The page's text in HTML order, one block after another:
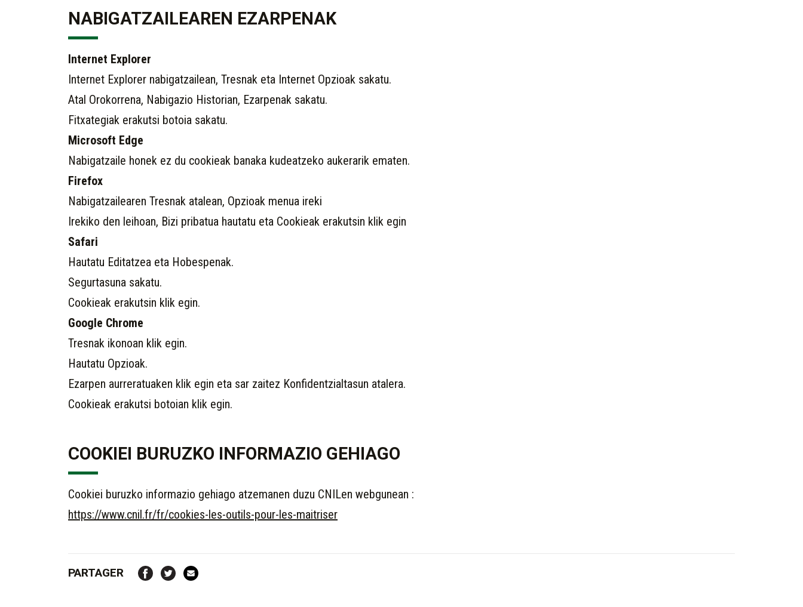
NABIGATZAILEAREN EZARPENAK
Internet Explorer
Internet Explorer nabigatzailean, Tresnak eta Internet Opzioak sakatu.
Atal Orokorrena, Nabigazio Historian, Ezarpenak sakatu.
Fitxategiak erakutsi botoia sakatu.
Microsoft Edge
Nabigatzaile honek ez du cookieak banaka kudeatzeko aukerarik ematen.
Firefox
Nabigatzailearen Tresnak atalean, Opzioak menua ireki
Irekiko den leihoan, Bizi pribatua hautatu eta Cookieak erakutsin klik egin
Safari
Hautatu Editatzea eta Hobespenak.
Segurtasuna sakatu.
Cookieak erakutsin klik egin.
Google Chrome
Tresnak ikonoan klik egin.
Hautatu Opzioak.
Ezarpen aurreratuaken klik egin eta sar zaitez Konfidentzialtasun atalera.
Cookieak erakutsi botoian klik egin.
COOKIEI BURUZKO INFORMAZIO GEHIAGO
Cookiei buruzko informazio gehiago atzemanen duzu CNILen webgunean :
https://www.cnil.fr/fr/cookies-les-outils-pour-les-maitriser
PARTAGER